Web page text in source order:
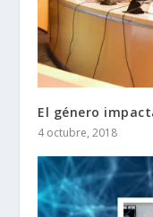
El género
4 octubre, 2018